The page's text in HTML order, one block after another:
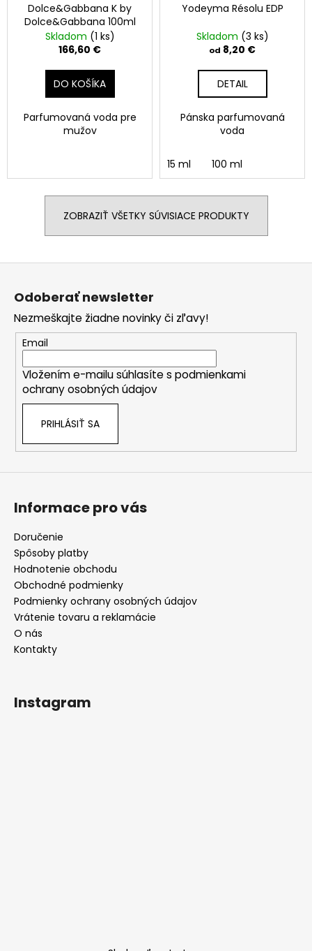
Dolce&Gabbana K by
Dolce&Gabbana 100ml
Skladom (1 ks)
166,60 €
DO KOŠÍKA
Parfumovaná voda pre
mužov
Yodeyma Résolu EDP
Skladom (3 ks)
od 8,20 €
DETAIL
Pánska parfumovaná
voda
15 ml 100 ml
ZOBRAZIŤ VŠETKY SÚVISIACE PRODUKTY
Z
Odoberať newsletter
Nezmeškajte žiadne novinky či zľavy!
Email
Vložením e-mailu súhlasíte s podmienkami
ochrany osobných údajov
PRIHLÁSIŤ SA
Informace pro vás
Doručenie
Spôsoby platby
Hodnotenie obchodu
Obchodné podmienky
Podmienky ochrany osobných údajov
Vrátenie tovaru a reklamácie
O nás
Kontakty
Instagram